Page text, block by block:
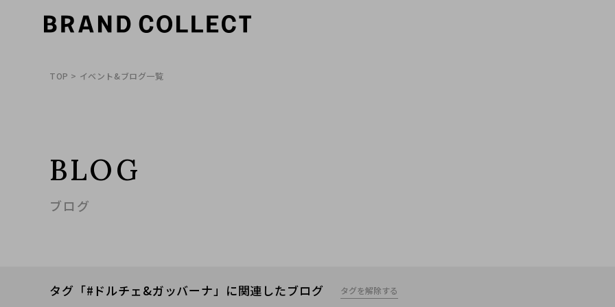
TOP > イベント&ブログ一覧
BLOG
ブログ
タグ「#ドルチェ&ガッバーナ」に関連したブログ タグを解除する